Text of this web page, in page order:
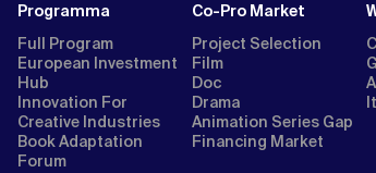
Programma
Full Program
European Investment
Hub
Innovation For
Creative Industries
Book Adaptation
Forum
Co-Pro Market
Project Selection
Film
Doc
Drama
Animation Series Gap
Financing Market